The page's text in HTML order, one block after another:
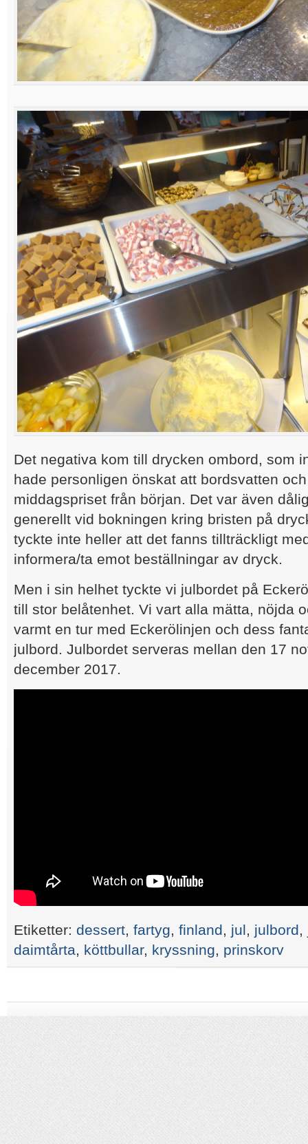
Det negativa kom till drycken ombord, som
hade personligen önskat att bordsvatten
middagspriset från början. Det var även
generellt vid bokningen kring bristen på
tyckte inte heller att det fanns tillträckligt
informera/ta emot beställningar av dryck.
Men i sin helhet tyckte vi julbordet på
till stor belåtenhet. Vi vart alla mätta, nöjda
varmt en tur med Eckerölinjen och dess
julbord. Julbordet serveras mellan den 17
december 2017.
Etiketter: dessert, fartyg, finland, jul, julbord,
daimtårta, köttbullar, kryssning, prinskorv